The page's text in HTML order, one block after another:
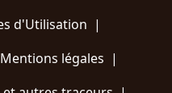
d'Utilisation |
Mentions légales |